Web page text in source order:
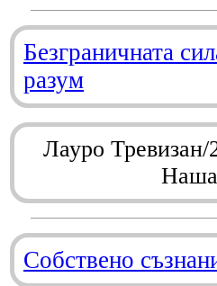
Безграничната
разум
Лауро
Собствено